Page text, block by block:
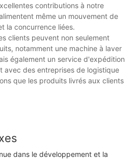
contributions à notre
même un mouvement de
la concurrence liées.
clients peuvent non seulement
notamment une machine à laver
également un service d'expédition
avec des entreprises de logistique
que les produits livrés aux clients
dans le développement et la